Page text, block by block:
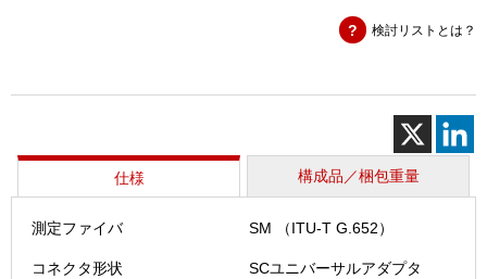
ィ
ド
テ
ス
OTDR
検討リストとは？
仕様 構成品／梱包重量
測定ファイバ SM （ITU-T G.652）
コネクタ形状 SCユニバーサルアダプタ